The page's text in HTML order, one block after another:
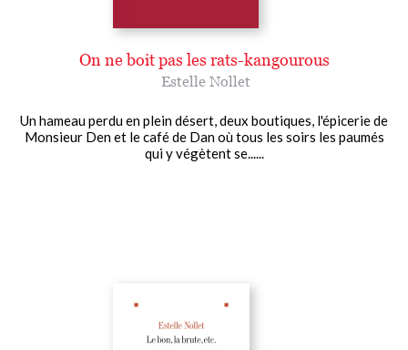
On ne boit pas les rats-kangourous
Estelle Nollet
Un hameau perdu en plein désert, deux boutiques, l'épicerie de
Monsieur Den et le café de Dan où tous les soirs les paumés
qui y végètent se......